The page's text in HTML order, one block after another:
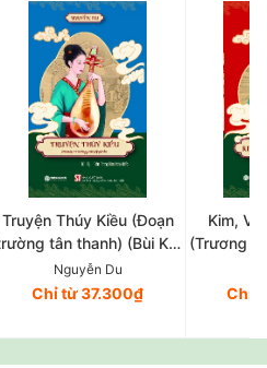
Truyện Thúy Kiều (Đoạn
tân thanh) (Bùi Kỷ,
Trần Trọng Kim hiệu khảo)
Nguyễn Du
Chỉ từ 37.300₫
Kim,
(Trương
Chỉ